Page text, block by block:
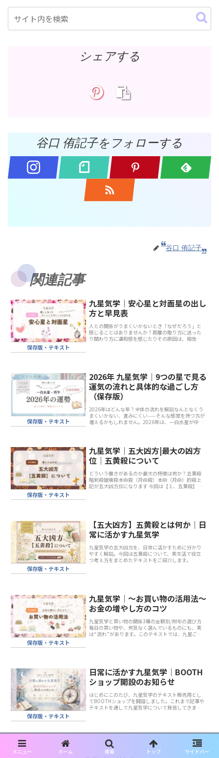
シェアする
谷口 侑記子をフォローする
谷口 侑記子
関連記事
保存版・テキスト
九星気学｜安心星と対面星の出し
方と早見表
人との関係がうまくいかないとき「なぜだろう」と
感じることはありませんか？距離の取り方に迷った
り関わり方に違和感を感じたりその原因は、相性だ
保存版・テキスト
2026年 九星気学｜9つの星で見る
運気の流れと具体的な過ごし方
（保存版）
2026年はどんな年？全体の流れを解説なんとなくう
まくいかない、進みにくい——そんな感覚を持つ方が
増えるかもしれません。2026年は、一白水星が中宮
保存版・テキスト
九星気学｜五大凶方|最大の凶方
位｜五黄殺について
どういう働きがあるのか最大の特徴は何か？五黄殺
暗剣殺破壊殺本命殺（月命殺）本命（月命）的殺上
記が五大凶方位になります 今回は【１、五黄殺】に
保存版・テキスト
【五大凶方】五黄殺とは何か｜日
常に活かす九星気学
九星気学の五大凶方を、日常に活かすために分かり
やすく解説。今回は五黄殺について、実生活で役立
つ考え方をまとめたテキストをご紹介します。
保存版・テキスト
九星気学｜～お買い物の活用法～
お金の増やし方のコツ
九星気学と買い物の関係3種の金額別/財布の選び方
毎日の買い物や、何気なく選んでいるものにも、実
は“流れ”があります。このテキストでは、九星ごと
保存版・テキスト
日常に活かす九星気学｜BOOTH
ショップ開設のお知らせ
はじめにこのたび、九星気学のテキスト販売用とし
てBOOTHショップを開設しました。これまで記事や
テキストを通して九星気学について発信してきまし
メニュー ホーム 検索 トップ サイドバー